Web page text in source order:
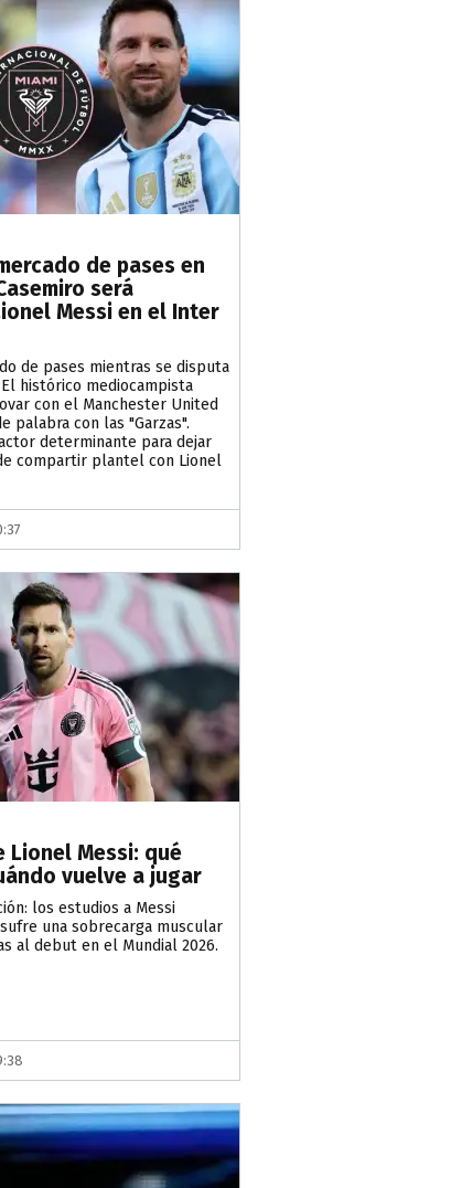
de pases en
será
Messi en el Inter
de pases mientras se disputa
histórico mediocampista
con el Manchester United
palabra con las "Garzas".
determinante para dejar
compartir plantel con Lionel
Lionel Messi: qué
vuelve a jugar
los estudios a Messi
una sobrecarga muscular
al debut en el Mundial 2026.